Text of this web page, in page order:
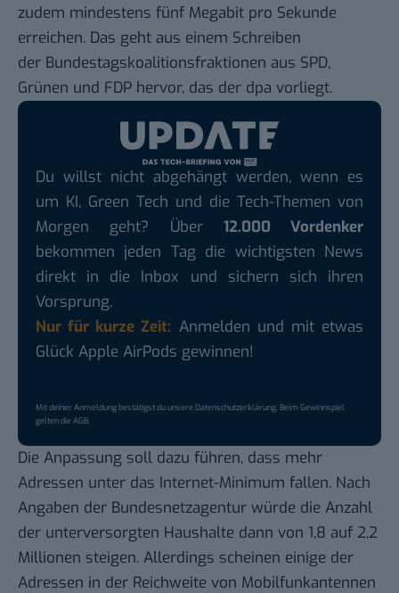
zudem mindestens fünf Megabit pro Sekunde
erreichen. Das geht aus einem Schreiben
der Bundestagskoalitionsfraktionen aus SPD,
Grünen und FDP hervor, das der dpa vorliegt.
Du willst nicht abgehängt werden, wenn es
um KI, Green Tech und die Tech-Themen von
Morgen geht? Über 12.000 Vordenker
bekommen jeden Tag die wichtigsten News
direkt in die Inbox und sichern sich ihren
Vorsprung.
Nur für kurze Zeit: Anmelden und mit etwas
Glück Apple AirPods gewinnen!
Mit deiner Anmeldung bestätigst du unsereDatenschutzerklärung. Beim Gewinnspiel
gelten dieAGB.
Die Anpassung soll dazu führen, dass mehr
Adressen unter das Internet-Minimum fallen. Nach
Angaben der Bundesnetzagentur würde die Anzahl
der unterversorgten Haushalte dann von 1,8 auf 2,2
Millionen steigen. Allerdings scheinen einige der
Adressen in der Reichweite von Mobilfunkantennen